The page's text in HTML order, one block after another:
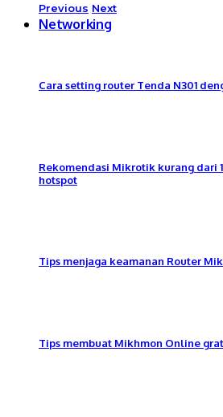
Previous Next
Networking
Cara setting router Tenda N301
Rekomendasi Mikrotik kurang dari
hotspot
Tips menjaga keamanan Router
Tips membuat Mikhmon Online